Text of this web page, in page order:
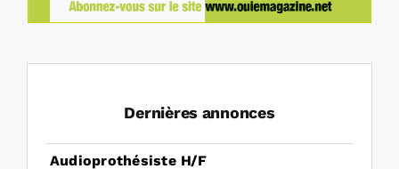
Dernières annonces
Audioprothésiste H/F